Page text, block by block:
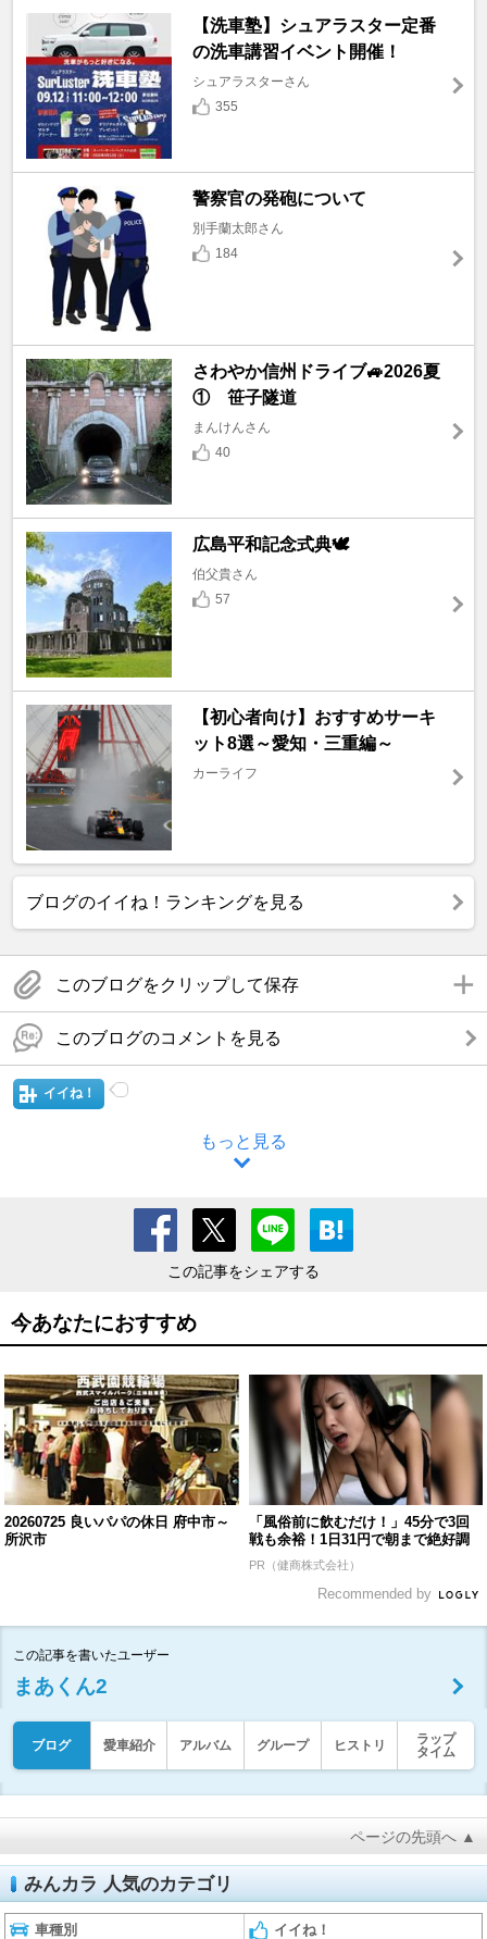
【洗車塾】シュアラスター定番
の洗車講習イベント開催！
シュアラスターさん
355
警察官の発砲について
別手蘭太郎さん
184
さわやか信州ドライブ🚙2026夏
① 笹子隧道
まんけんさん
40
広島平和記念式典🕊️
伯父貴さん
57
【初心者向け】おすすめサーキ
ット8選～愛知・三重編～
カーライフ
ブログのイイね！ランキングを見る
このブログをクリップして保存
このブログのコメントを見る
イイね！
もっと見る
この記事をシェアする
今あなたにおすすめ
20260725 良いパパの休日 府中市～
所沢市
「風俗前に飲むだけ！」45分で3回
戦も余裕！1日31円で朝まで絶好調
PR（健商株式会社）
Recommended by
この記事を書いたユーザー
まあくん2
ブログ 愛車紹介 アルバム グループ ヒストリ
ラップ
タイム
ページの先頭へ ▲
みんカラ 人気のカテゴリ
車種別 イイね！